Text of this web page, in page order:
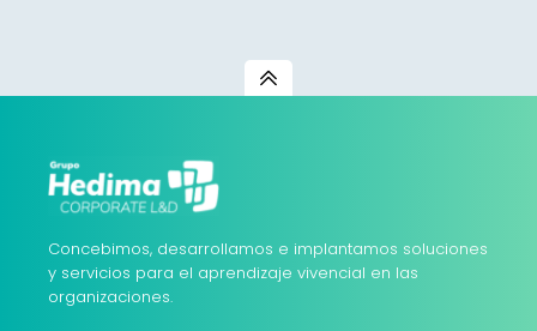
Concebimos, desarrollamos e implantamos soluciones
y servicios para el aprendizaje vivencial en las
organizaciones.